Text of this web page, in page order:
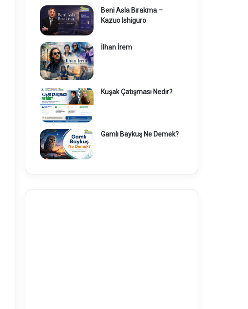
Beni Asla Bırakma –
Kazuo Ishiguro
İlhan İrem
Kuşak Çatışması Nedir?
Gamlı Baykuş Ne Demek?